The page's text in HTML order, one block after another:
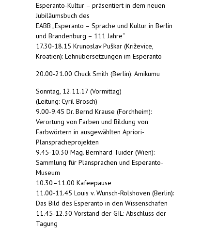
Esperanto-Kultur – präsentiert in dem neuen
Jubiläumsbuch des
EABB „Esperanto – Sprache und Kultur in Berlin
und Brandenburg – 111 Jahre“
17.30-18.15 Krunoslav Puškar (Križevice,
Kroatien): Lehnübersetzungen im Esperanto
20.00-21.00 Chuck Smith (Berlin): Amikumu
Sonntag, 12.11.17 (Vormittag)
(Leitung: Cyril Brosch)
9.00-9.45 Dr. Bernd Krause (Forchheim):
Verortung von Farben und Bildung von
Farbwörtern in ausgewählten Apriori-
Planspracheprojekten
9.45-10.30 Mag. Bernhard Tuider (Wien):
Sammlung für Plansprachen und Esperanto-
Museum
10.30–11.00 Kafeepause
11.00-11.45 Louis v. Wunsch-Rolshoven (Berlin):
Das Bild des Esperanto in den Wissenschafen
11.45-12.30 Vorstand der GIL: Abschluss der
Tagung